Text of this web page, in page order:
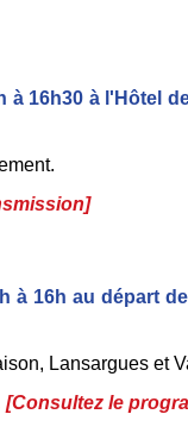
à 16h30 à l'Hôtel
à 16h au départ
Lansargues et
[Consultez le